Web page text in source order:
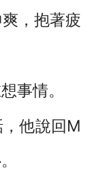
，抱著疲
事情。
他說回M